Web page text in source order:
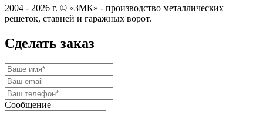
2004 - 2026 г. © «ЗМК» - производство металлических
решеток, ставней и гаражных ворот.
Сделать заказ
Сообщение